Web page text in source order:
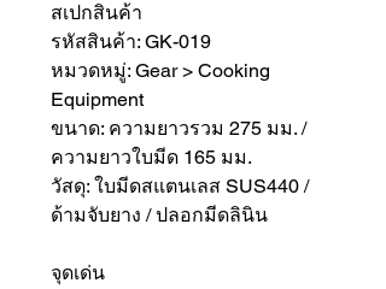
สเปกสินค้า
รหัสสินค้า: GK-019
หมวดหมู่: Gear > Cooking
Equipment
ขนาด: ความยาวรวม 275 มม. /
ความยาวใบมีด 165 มม.
วัสดุ: ใบมีดสแตนเลส SUS440 /
ด้ามจับยาง / ปลอกมีดลินิน
จุดเด่น